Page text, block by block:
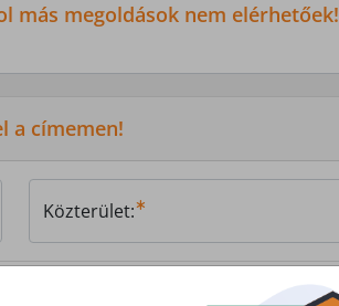
más megoldások nem elérhetőek!
a címemen!
Közterület: